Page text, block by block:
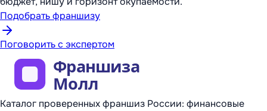
Подобрать франшизу
Поговорить с экспертом
Каталог проверенных франшиз России: финансовые